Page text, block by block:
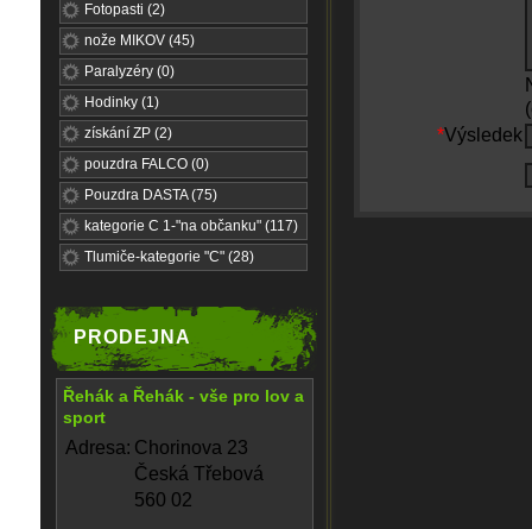
Fotopasti (2)
nože MIKOV (45)
Paralyzéry (0)
Hodinky (1)
získání ZP (2)
pouzdra FALCO (0)
Pouzdra DASTA (75)
kategorie C 1-"na občanku" (117)
Tlumiče-kategorie "C" (28)
PRODEJNA
Řehák a Řehák - vše pro lov a
sport
Adresa: Chorinova 23
Česká Třebová
560 02
*Výsledek